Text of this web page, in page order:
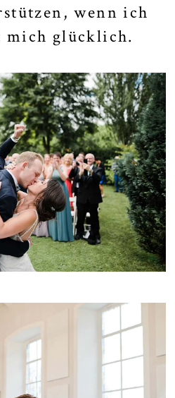
wenn ich
mich glücklich.